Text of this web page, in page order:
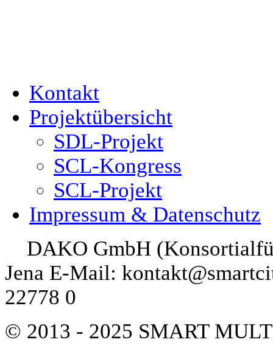
Kontakt
Projektübersicht
SDL-Projekt
SCL-Kongress
SCL-Projekt
Impressum & Datenschutz
DAKO GmbH
Jena E-Mail:
22778 0
© 2013 - 2025 SMART